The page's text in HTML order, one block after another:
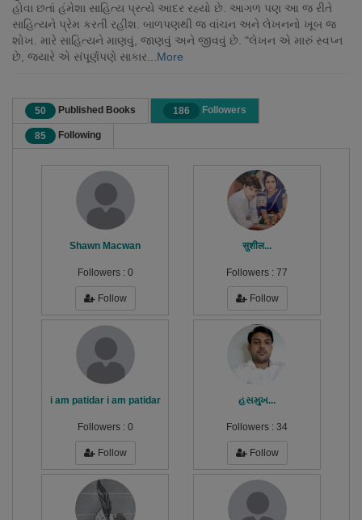
હોવા છતાં હંમેશા સાહિત્ય પ્રત્યે આદર રહ્યો છે. આગળ પણ આ જ રીતે
સાહિત્યને પ્રેમ કરતી રહીશ. બાળપણથી જ વાંચન અને લેખનનો ખૂબ જ
શોખ. મારે સાહિત્યને માણવું, જાણવું અને જીવવું છે. "લેખન એ મારું સ્વપ્ન
છે, જ્યારે એ સંપૂર્ણપણે સાકાર...More
50 Published Books 186 Followers
85 Following
Shawn Macwan
Followers : 0
Follow
सुशील...
Followers : 77
Follow
i am patidar i am patidar
Followers : 0
Follow
હસમુખ...
Followers : 34
Follow